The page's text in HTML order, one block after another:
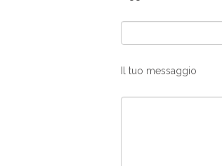
Il tuo messaggio